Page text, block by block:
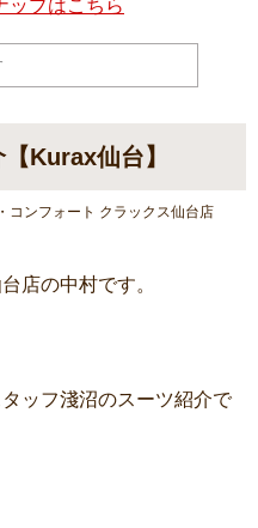
ップはこちら
Kurax仙台】
ンフォート クラックス仙台店
店の中村です。
ッフ淺沼のスーツ紹介で